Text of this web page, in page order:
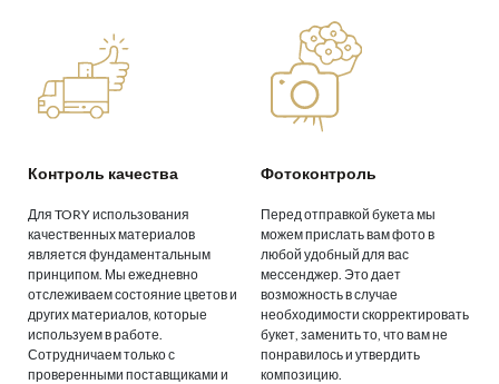
Контроль качества
Для TORY использования
качественных материалов
является фундаментальным
принципом. Мы ежедневно
отслеживаем состояние цветов и
других материалов, которые
используем в работе.
Сотрудничаем только с
проверенными поставщиками и
Фотоконтроль
Перед отправкой букета мы
можем прислать вам фото в
любой удобный для вас
мессенджер. Это дает
возможность в случае
необходимости скорректировать
букет, заменить то, что вам не
понравилось и утвердить
композицию.